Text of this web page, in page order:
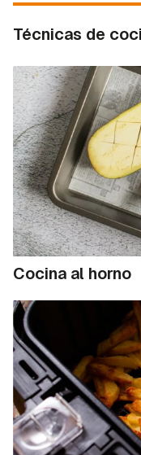
Técnicas de
Cocina al horno